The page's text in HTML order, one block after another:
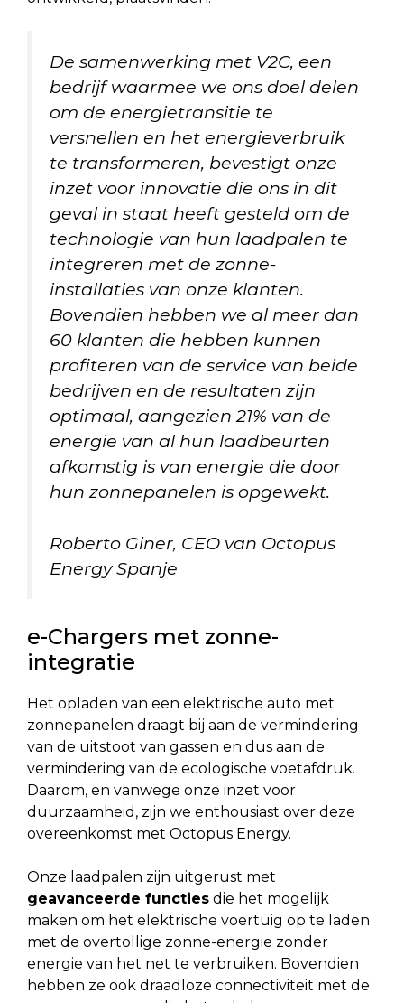
De samenwerking met V2C, een
bedrijf waarmee we ons doel delen
om de energietransitie te
versnellen en het energieverbruik
te transformeren, bevestigt onze
inzet voor innovatie die ons in dit
geval in staat heeft gesteld om de
technologie van hun laadpalen te
integreren met de zonne-
installaties van onze klanten.
Bovendien hebben we al meer dan
60 klanten die hebben kunnen
profiteren van de service van beide
bedrijven en de resultaten zijn
optimaal, aangezien 21% van de
energie van al hun laadbeurten
afkomstig is van energie die door
hun zonnepanelen is opgewekt.
Roberto Giner, CEO van Octopus
Energy Spanje
e-Chargers met zonne-
integratie
Het opladen van een elektrische auto met
zonnepanelen draagt bij aan de vermindering
van de uitstoot van gassen en dus aan de
vermindering van de ecologische voetafdruk.
Daarom, en vanwege onze inzet voor
duurzaamheid, zijn we enthousiast over deze
overeenkomst met Octopus Energy.
Onze laadpalen zijn uitgerust met
geavanceerde functies die het mogelijk
maken om het elektrische voertuig op te laden
met de overtollige zonne-energie zonder
energie van het net te verbruiken. Bovendien
hebben ze ook draadloze connectiviteit met de